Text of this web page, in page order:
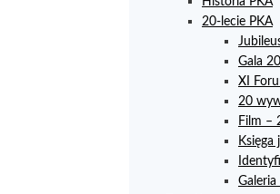
20-lecie PKA
Gala
XI
20
Film –
Księga
Galeria